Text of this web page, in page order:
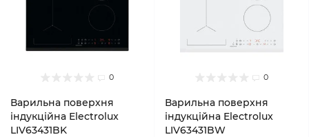
0
Варильна поверхня
індукційна Electrolux
LIV63431BK
0
Варильна поверхня
індукційна Electrolux
LIV63431BW